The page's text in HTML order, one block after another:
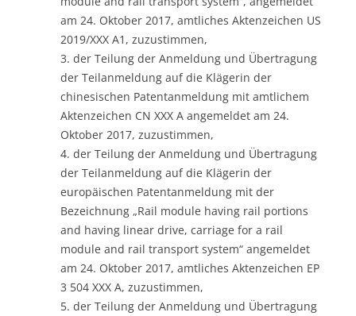
am 24. Oktober 2017, amtliches Aktenzeichen US
2019/XXX A1, zuzustimmen,
3. der Teilung der Anmeldung und Übertragung
der Teilanmeldung auf die Klägerin der
chinesischen Patentanmeldung mit amtlichem
Aktenzeichen CN XXX A angemeldet am 24.
Oktober 2017, zuzustimmen,
4. der Teilung der Anmeldung und Übertragung
der Teilanmeldung auf die Klägerin der
europäischen Patentanmeldung mit der
Bezeichnung „Rail module having rail portions
and having linear drive, carriage for a rail
module and rail transport system“ angemeldet
am 24. Oktober 2017, amtliches Aktenzeichen EP
3 504 XXX A, zuzustimmen,
5. der Teilung der Anmeldung und Übertragung